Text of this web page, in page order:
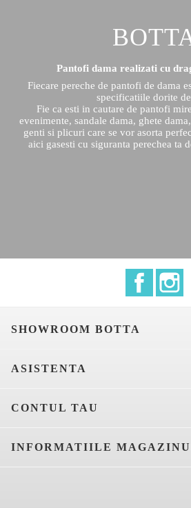
Pantofi dama realizati cu
Fiecare pereche de pantofi de dama
specificatiile dorite
Fie ca esti in cautare de pantofi
evenimente, sandale dama, ghete
genti si plicuri care se vor asorta
aici gasesti cu siguranta perechea ta
Facebook
SHOWROOM BOTTA
ASISTENTA
CONTUL TAU
INFORMATIILE